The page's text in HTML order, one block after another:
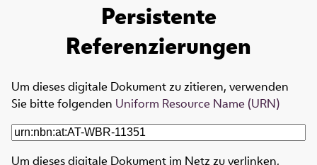
Persistente
Referenzierungen
Um dieses digitale Dokument zu zitieren, verwenden
Sie bitte folgenden Uniform Resource Name (URN)
Um dieses digitale Dokument im Netz zu verlinken,